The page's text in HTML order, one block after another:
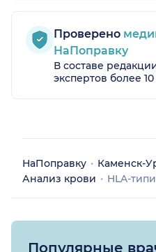
Проверено
НаПоправку
В составе
экспертов более
НаПоправку Каменск-
Анализ крови
HLA-
Популярные